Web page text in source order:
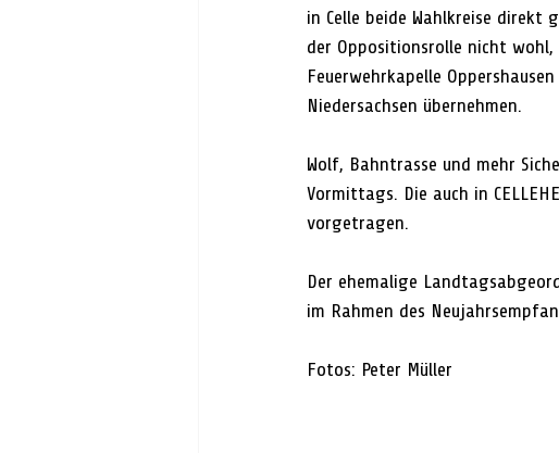
in Celle beide Wahlkreise
der Oppositionsrolle nicht
Feuerwehrkapelle
Niedersachsen übernehmen.
Wolf, Bahntrasse und mehr
Vormittags. Die auch in
vorgetragen.
Der ehemalige
im Rahmen des
Fotos: Peter Müller